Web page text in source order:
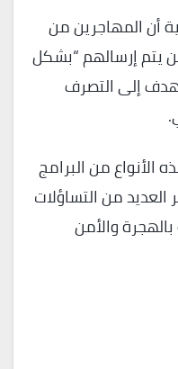
أن المهاجرين من
يتم إرسالهم “بشكل
إلى التصرف
الأنواع من البرامج
العديد من التساؤلات
والأمن